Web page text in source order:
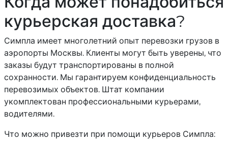
курьерская доставка?
Симпла имеет многолетний опыт перевозки грузов в
аэропорты Москвы. Клиенты могут быть уверены, что
заказы будут транспортированы в полной
сохранности. Мы гарантируем конфиденциальность
перевозимых объектов. Штат компании
укомплектован профессиональными курьерами,
водителями.
Что можно привезти при помощи курьеров Симпла: